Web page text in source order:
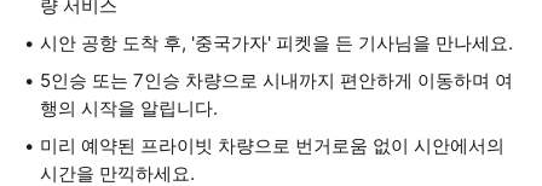
량 서비스
시안 공항 도착 후, '중국가자' 피켓을 든 기사님을 만나세요.
5인승 또는 7인승 차량으로 시내까지 편안하게 이동하며 여
행의 시작을 알립니다.
미리 예약된 프라이빗 차량으로 번거로움 없이 시안에서의
시간을 만끽하세요.